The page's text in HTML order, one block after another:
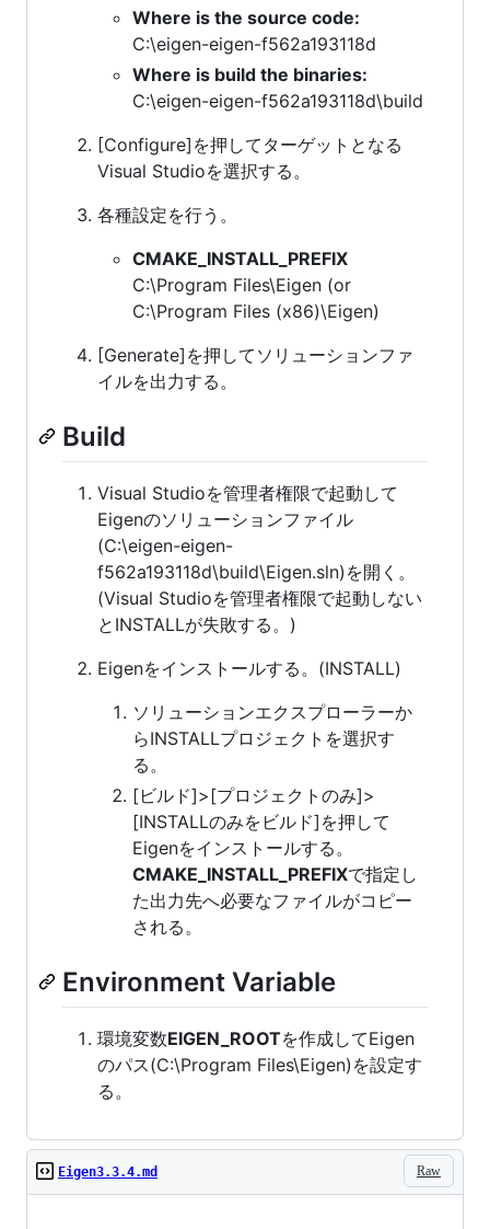
Where is the source code:
C:\eigen-eigen-f562a193118d
Where is build the binaries:
C:\eigen-eigen-f562a193118d\build
[Configure]を押してターゲットとなる
Visual Studioを選択する。
各種設定を行う。
CMAKE_INSTALL_PREFIX
C:\Program Files\Eigen (or
C:\Program Files (x86)\Eigen)
[Generate]を押してソリューションファ
イルを出力する。
Build
Visual Studioを管理者権限で起動して
Eigenのソリューションファイル
(C:\eigen-eigen-
f562a193118d\build\Eigen.sln)を開く。
(Visual Studioを管理者権限で起動しない
とINSTALLが失敗する。)
Eigenをインストールする。(INSTALL)
ソリューションエクスプローラーか
らINSTALLプロジェクトを選択す
る。
[ビルド]>[プロジェクトのみ]>
[INSTALLのみをビルド]を押して
Eigenをインストールする。
CMAKE_INSTALL_PREFIXで指定し
た出力先へ必要なファイルがコピー
される。
Environment Variable
環境変数EIGEN_ROOTを作成してEigen
のパス(C:\Program Files\Eigen)を設定す
る。
Raw
Eigen3.3.4.md